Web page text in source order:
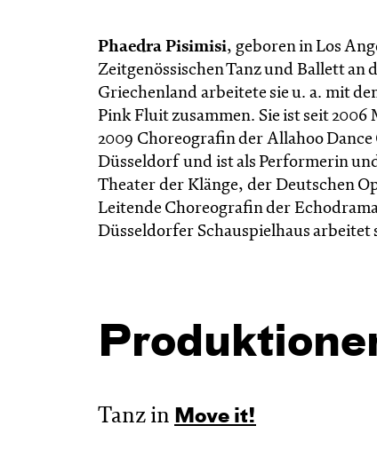
Phaedra Pisimisi, geboren in Los
Zeitgenössischen Tanz und Ballett an
Griechenland arbeitete sie u. a. mit
Pink Fluit zusammen. Sie ist seit
2009 Choreografin der Allahoo Dance
Düsseldorf und ist als Performerin
Theater der Klänge, der Deutschen
Leitende Choreografin der
Düsseldorfer Schauspielhaus
Tanz in Move it!